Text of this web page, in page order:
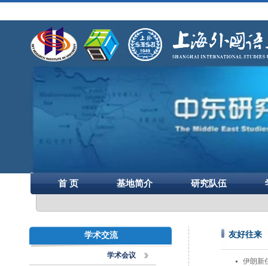
首 页 基地简介 研究队伍
学术交流
学术会议
友好往来
伊朗新